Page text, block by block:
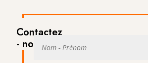
Contactez
- nous